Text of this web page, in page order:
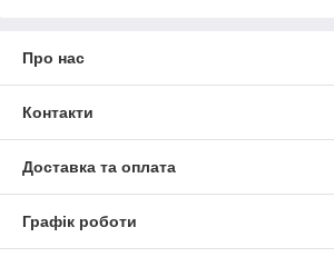
Про нас
Контакти
Доставка та оплата
Графік роботи